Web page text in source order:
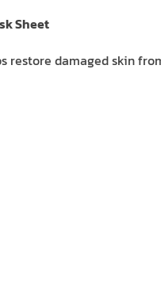
Sheet
restore damaged skin